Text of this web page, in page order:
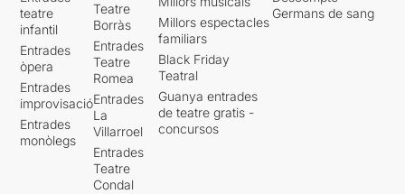
teatre
infantil
Entrades
òpera
Entrades
improvisació
Entrades
monòlegs
Teatre
Borràs
Entrades
Teatre
Romea
Entrades
La
Villarroel
Entrades
Teatre
Condal
Millors espectacles
familiars
Black Friday
Teatral
Guanya entrades
de teatre gratis -
concursos
Germans de sang